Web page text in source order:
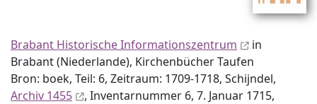
Brabant Historische Informationszentrum
in
Brabant (Niederlande), Kirchenbücher Taufen
Bron: boek, Teil: 6, Zeitraum: 1709-1718, Schijndel,
Archiv 1455
, Inventar­nummer 6, 7. Januar 1715,